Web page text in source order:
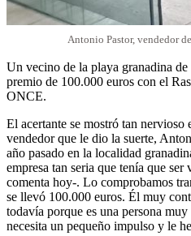
Antonio Pastor, vendedor
Un vecino de la playa granadina
premio de 100.000 euros con el
ONCE.
El acertante se mostró tan
vendedor que le dio la suerte,
año pasado en la localidad
empresa tan seria que tenía que
comenta hoy-. Lo comprobamos
se llevó 100.000 euros. Él muy
todavía porque es una persona
necesita un pequeño impulso y le